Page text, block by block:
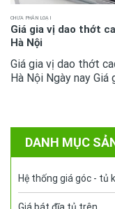
CHƯA PHÂN LOẠI
Giá gia vị dao thớt
Hà Nội
Giá gia vị dao thớt
Hà Nội Ngày nay
DANH MỤC
Hệ thống giá góc - tủ